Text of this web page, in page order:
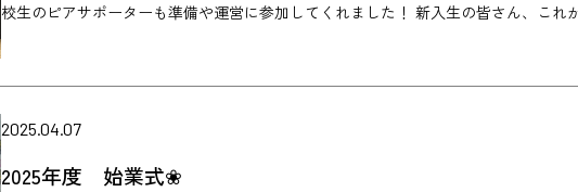
校生のピアサポーターも準備や運営に参加してくれました！ 新入生の皆さん、こ
2025.04.07
2025年度 始業式❀